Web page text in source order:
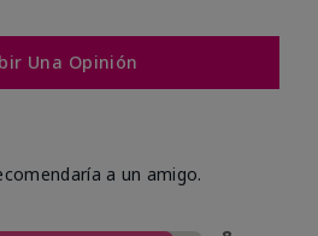
Una Opinión
a un amigo.